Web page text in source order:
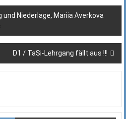
Niederlage, Mariia Averkova
D1 / TaSi-Lehrgang fällt aus !!!